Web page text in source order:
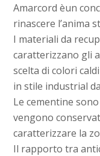
Amarcord èun
rinascere l’anima
I materiali da
caratterizzano gli
scelta di colori
in stile industrial
Le cementine
vengono
caratterizzare la
Il rapporto tra